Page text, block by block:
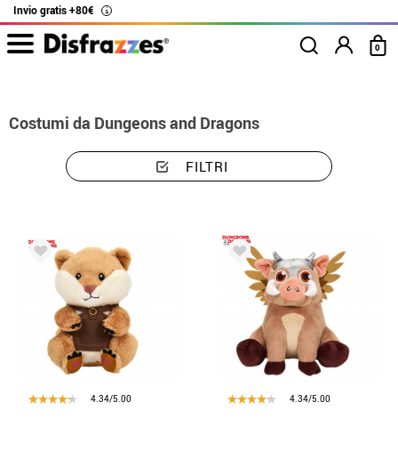
Invio gratis +80€ i
0
Costumi da Dungeons and Dragons
FILTRI
4.34/5.00 4.34/5.00